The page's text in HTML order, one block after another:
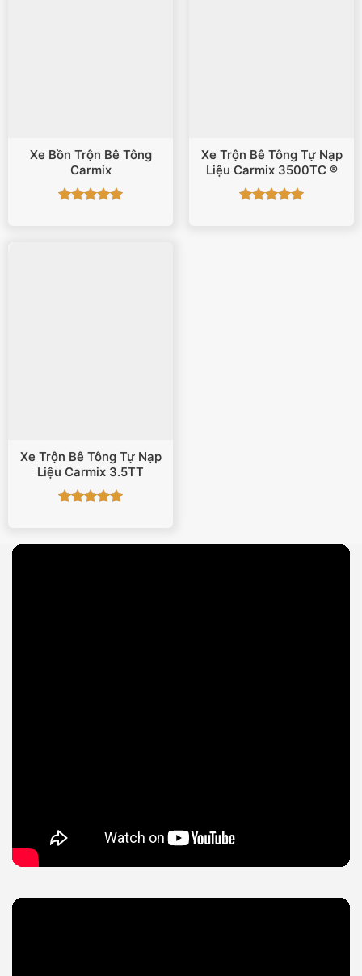
Xe Bồn Trộn Bê Tông
Carmix
Xe Trộn Bê Tông Tự Nạp
Liệu Carmix 3500TC ®
Xe Trộn Bê Tông Tự Nạp
Liệu Carmix 3.5TT
sao